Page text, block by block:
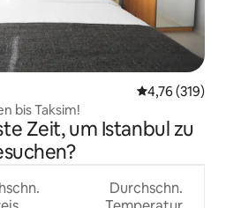
4,76 (319)
bis Taksim!
Zeit, um Istanbul zu
Durchschn.